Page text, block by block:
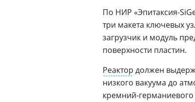
По НИР «Эпитаксия-
три макета ключевых
загрузчик и модуль
поверхности пластин.
Реактор должен
низкого вакуума до
кремний-